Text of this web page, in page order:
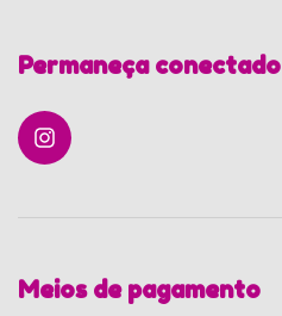
Permaneça conectado
Meios de pagamento